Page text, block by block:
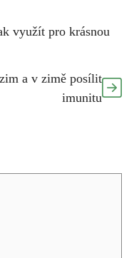
využít pro krásnou
a v zimě posílit
imunitu